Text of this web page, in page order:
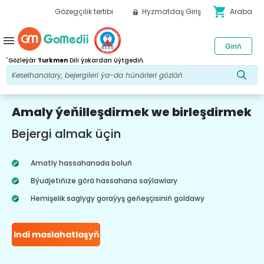
Gözegçilik tertibi Hyzmatdaş Giriş shopping_cart Araba
*Gözleýär Turkmen Dili ýokardan üýtgediň.
Giriň
menu
Amaly ýeňilleşdirmek we birleşdirmek
Bejergi almak üçin
Amatly hassahanada boluň
Býudjetiňize görä hassahana saýlawlary
Hemişelik saglygy goraýyş geňeşçisiniň goldawy
Indi maslahatlaşyň